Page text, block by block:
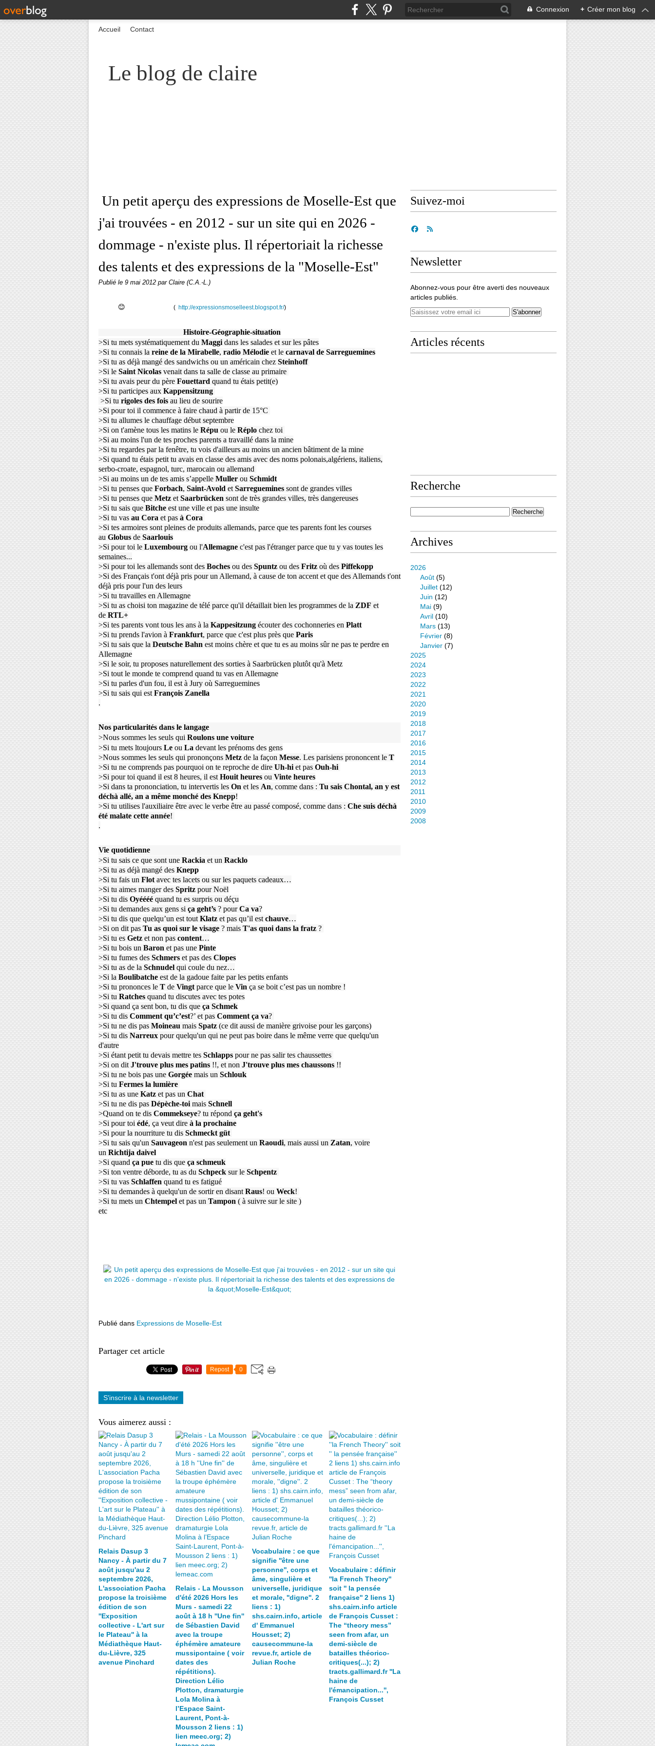
Connexion + Créer mon blog
Le blog de claire
Accueil Contact
Un petit aperçu des expressions de Moselle-Est que
j'ai trouvées - en 2012 - sur un site qui en 2026 -
dommage - n'existe plus. Il répertoriait la richesse
des talents et des expressions de la "Moselle-Est"
Publié le 9 mai 2012 par Claire (C.A.-L.)
😊 ( http://expressionsmoselleest.blogspot.fr/)
Histoire-Géographie-situation
>Si tu mets systématiquement du Maggi dans les salades et sur les pâtes
>Si tu connais la reine de la Mirabelle, radio Mélodie et le carnaval de Sarreguemines
>Si tu as déjà mangé des sandwichs ou un américain chez Steinhoff
>Si le Saint Nicolas venait dans ta salle de classe au primaire
>Si tu avais peur du père Fouettard quand tu étais petit(e)
>Si tu participes aux Kappensitzung
>Si tu rigoles des fois au lieu de sourire
>Si pour toi il commence à faire chaud à partir de 15°C
>Si tu allumes le chauffage début septembre
>Si on t'amène tous les matins le Répu ou le Réplo chez toi
>Si au moins l'un de tes proches parents a travaillé dans la mine
>Si tu regardes par la fenêtre, tu vois d'ailleurs au moins un ancien bâtiment de la mine
>Si quand tu étais petit tu avais en classe des amis avec des noms polonais,algériens, italiens,
serbo-croate, espagnol, turc, marocain ou allemand
>Si au moins un de tes amis s’appelle Muller ou Schmidt
>Si tu penses que Forbach, Saint-Avold et Sarreguemines sont de grandes villes
>Si tu penses que Metz et Saarbrücken sont de très grandes villes, très dangereuses
>Si tu sais que Bitche est une ville et pas une insulte
>Si tu vas au Cora et pas à Cora
>Si tes armoires sont pleines de produits allemands, parce que tes parents font les courses
au Globus de Saarlouis
>Si pour toi le Luxembourg ou l'Allemagne c'est pas l'étranger parce que tu y vas toutes les
semaines...
>Si pour toi les allemands sont des Boches ou des Spuntz ou des Fritz où des Piffekopp
>Si des Français t'ont déjà pris pour un Allemand, à cause de ton accent et que des Allemands t'ont
déjà pris pour l'un des leurs
>Si tu travailles en Allemagne
>Si tu as choisi ton magazine de télé parce qu'il détaillait bien les programmes de la ZDF et
de RTL+
>Si tes parents vont tous les ans à la Kappesitzung écouter des cochonneries en Platt
>Si tu prends l'avion à Frankfurt, parce que c'est plus près que Paris
>Si tu sais que la Deutsche Bahn est moins chère et que tu es au moins sûr ne pas te perdre en
Allemagne
>Si le soir, tu proposes naturellement des sorties à Saarbrücken plutôt qu'à Metz
>Si tout le monde te comprend quand tu vas en Allemagne
>Si tu parles d'un fou, il est à Jury où Sarreguemines
>Si tu sais qui est François Zanella
.
Nos particularités dans le langage
>Nous sommes les seuls qui Roulons une voiture
>Si tu mets ltoujours Le ou La devant les prénoms des gens
>Nous sommes les seuls qui prononçons Metz de la façon Messe. Les parisiens prononcent le T
>Si tu ne comprends pas pourquoi on te reproche de dire Uh-hi et pas Ouh-hi
>Si pour toi quand il est 8 heures, il est Houit heures ou Vinte heures
>Si dans ta prononciation, tu intervertis les On et les An, comme dans : Tu sais Chontal, an y est
déchà allé, an a même monché des Knepp!
>Si tu utilises l'auxiliaire être avec le verbe être au passé composé, comme dans : Che suis déchà
été malate cette année!
.
Vie quotidienne
>Si tu sais ce que sont une Rackia et un Racklo
>Si tu as déjà mangé des Knepp
>Si tu fais un Flot avec tes lacets ou sur les paquets cadeaux…
>Si tu aimes manger des Spritz pour Noël
>Si tu dis Oyéééé quand tu es surpris ou déçu
>Si tu demandes aux gens si ça geht’s ? pourCa va?
>Si tu dis que quelqu’un est tout Klatz et pas qu’il est chauve…
>Si on dit pas Tu as quoi sur le visage ? mais T'as quoi dans la fratz ?
>Si tu es Getz et non pas content…
>Si tu bois un Baron et pas une Pinte
>Si tu fumes des Schmers et pas des Clopes
>Si tu as de la Schnudel qui coule du nez…
>Si la Boulibatche est de la gadoue faite par les petits enfants
>Si tu prononces le T de Vingt parce que le Vin ça se boit c’est pas un nombre !
>Si tu Ratches quand tu discutes avec tes potes
>Si quand ça sent bon, tu dis que ça Schmek
>Si tu dis Comment qu’c’est?’ et pas Comment ça va?
>Si tu ne dis pas Moineau mais Spatz (ce dit aussi de manière grivoise pour les garçons)
>Si tu dis Narreux pour quelqu'un qui ne peut pas boire dans le même verre que quelqu'un
d'autre
>Si étant petit tu devais mettre tes Schlapps pour ne pas salir tes chaussettes
>Si on dit J'trouve plus mes patins !!, et non J'trouve plus mes chaussons !!
>Si tu ne bois pas une Gorgée mais un Schlouk
>Si tu Fermes la lumière
>Si tu as une Katz et pas un Chat
>Si tu ne dis pas Dépèche-toi mais Schnell
>Quand on te dis Commekseye? tu répond ça geht's
>Si pour toi édé, ça veut dire à la prochaine
>Si pour la nourriture tu dis Schmeckt güt
>Si tu sais qu'un Sauvageon n'est pas seulement un Raoudi, mais aussi un Zatan, voire
un Richtija daivel
>Si quand ça pue tu dis que ça schmeuk
>Si ton ventre déborde, tu as du Schpeck sur le Schpentz
>Si tu vas Schlaffen quand tu es fatigué
>Si tu demandes à quelqu'un de sortir en disant Raus! ou Weck!
>Si tu mets un Chtempel et pas un Tampon ( à suivre sur le site )
etc
Publié dans Expressions de Moselle-Est
Partager cet article
Repost 0
S'inscrire à la newsletter
Vous aimerez aussi :
Relais Dasup 3
Nancy - À partir du 7
août jusqu'au 2
septembre 2026,
L'association Pacha
propose la troisième
édition de son
''Exposition
collective - L'art sur
le Plateau'' à la
Médiathèque Haut-
du-Lièvre, 325
avenue Pinchard
Relais - La Mousson
d'été 2026 Hors les
Murs - samedi 22
août à 18 h ''Une fin''
de Sébastien David
avec la troupe
éphémère amateure
mussipontaine ( voir
dates des
répétitions).
Direction Lélio
Plotton, dramaturgie
Lola Molina à
l’Espace Saint-
Laurent, Pont-à-
Mousson 2 liens : 1)
lien meec.org; 2)
Vocabulaire : ce que
signifie ''être une
personne'', corps et
âme, singulière et
universelle, juridique
et morale, ''digne''. 2
liens : 1)
shs.cairn.info, article
d' Emmanuel
Housset; 2)
causecommune-la
revue.fr, article de
Julian Roche
Vocabulaire : définir
''la French Theory''
soit '' la pensée
française'' 2 liens 1)
shs.cairn.info article
de François Cusset :
The “theory mess”
seen from afar, un
demi-siècle de
batailles théorico-
critiques(...); 2)
tracts.gallimard.fr ''La
haine de
l'émancipation...'',
François Cusset
Suivez-moi
Newsletter
Abonnez-vous pour être averti des nouveaux
articles publiés.
Articles récents
Recherche
Archives
2026
Août (5)
Juillet (12)
Juin (12)
Mai (9)
Avril (10)
Mars (13)
Février (8)
Janvier (7)
2025
2024
2023
2022
2021
2020
2019
2018
2017
2016
2015
2014
2013
2012
2011
2010
2009
2008